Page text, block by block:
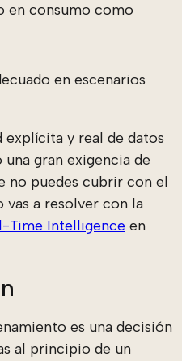
en consumo como
en escenarios
explícita y real de datos
gran exigencia de
no puedes cubrir con el
a resolver con la
Time Intelligence en
es una decisión
al principio de un